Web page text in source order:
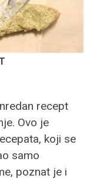
recept
Ovo je
koji se
samo
poznat je i